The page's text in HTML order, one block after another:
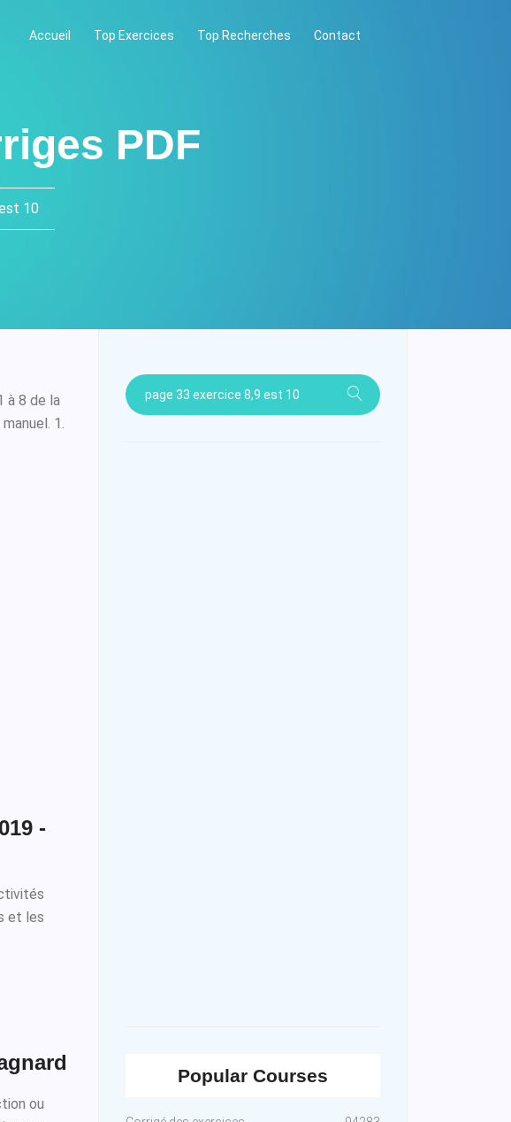
Accueil Top Exercices Top Recherches Contact
PDF
10
à 8 de la
1.
-
et les
ou
Popular Courses